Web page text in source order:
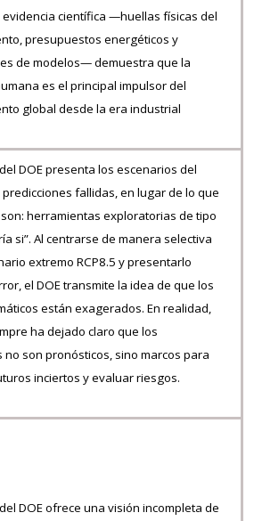
evidencia científica —huellas físicas del
presupuestos energéticos y
de modelos— demuestra que la
es el principal impulsor del
global desde la era industrial
DOE presenta los escenarios del
predicciones fallidas, en lugar de lo que
herramientas exploratorias de tipo
si”. Al centrarse de manera selectiva
extremo RCP8.5 y presentarlo
el DOE transmite la idea de que los
están exagerados. En realidad,
ha dejado claro que los
no son pronósticos, sino marcos para
inciertos y evaluar riesgos.
DOE ofrece una visión incompleta de